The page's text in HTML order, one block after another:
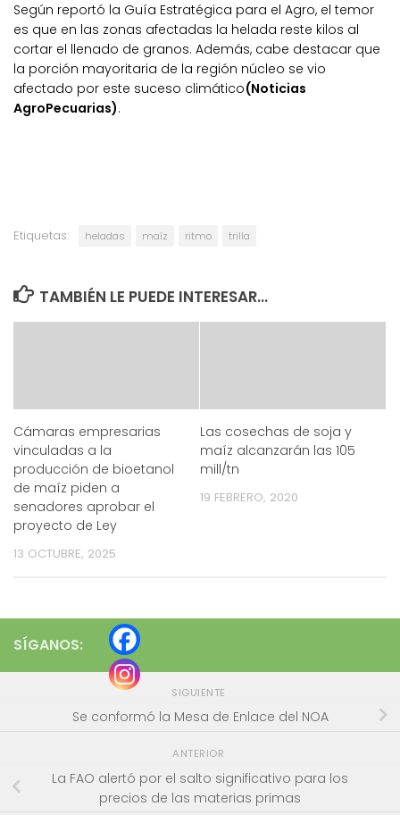
Según reportó la Guía Estratégica para el Agro, el temor
es que en las zonas afectadas la helada reste kilos al
cortar el llenado de granos. Además, cabe destacar que
la porción mayoritaria de la región núcleo se vio
afectado por este suceso climático(Noticias
AgroPecuarias).
Etiquetas: heladas maíz ritmo trilla
TAMBIÉN LE PUEDE INTERESAR...
Cámaras empresarias
vinculadas a la
producción de bioetanol
de maíz piden a
senadores aprobar el
proyecto de Ley
13 OCTUBRE, 2025
Las cosechas de soja y
maíz alcanzarán las 105
mill/tn
19 FEBRERO, 2020
SÍGANOS:
SIGUIENTE
Se conformó la Mesa de Enlace del NOA
ANTERIOR
La FAO alertó por el salto significativo para los
precios de las materias primas